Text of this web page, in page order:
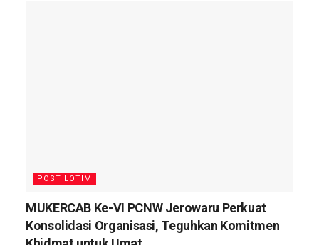
POST LOTIM
MUKERCAB Ke-VI PCNW Jerowaru Perkuat
Konsolidasi Organisasi, Teguhkan Komitmen